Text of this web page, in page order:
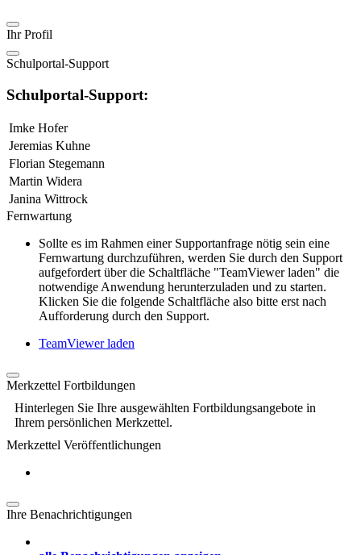
Ihr Profil
Schulportal-Support
Schulportal-Support:
Imke Hofer
Jeremias Kuhne
Florian Stegemann
Martin Widera
Janina Wittrock
Fernwartung
Sollte es im Rahmen einer Supportanfrage nötig sein eine
Fernwartung durchzuführen, werden Sie durch den Support
aufgefordert über die Schaltfläche "TeamViewer laden" die
notwendige Anwendung herunterzuladen und zu starten.
Klicken Sie die folgende Schaltfläche also bitte erst nach
Aufforderung durch den Support.
TeamViewer laden
Merkzettel Fortbildungen
Hinterlegen Sie Ihre ausgewählten Fortbildungsangebote in
Ihrem persönlichen Merkzettel.
Merkzettel Veröffentlichungen
Ihre Benachrichtigungen